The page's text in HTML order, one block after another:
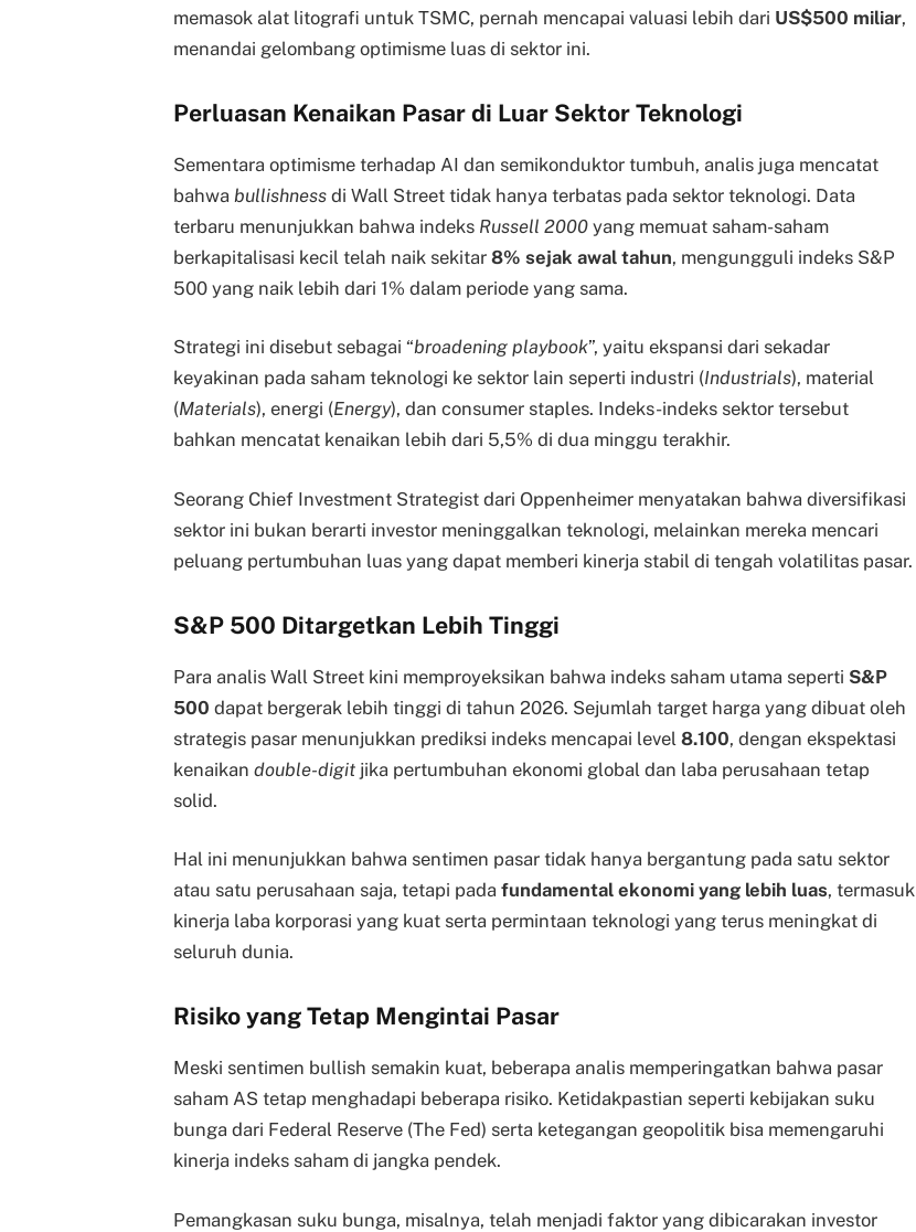
memasok alat litografi untuk TSMC, pernah mencapai valuasi lebih dari US$500 miliar,
menandai gelombang optimisme luas di sektor ini.
Perluasan Kenaikan Pasar di Luar Sektor Teknologi
Sementara optimisme terhadap AI dan semikonduktor tumbuh, analis juga mencatat
bahwa bullishness di Wall Street tidak hanya terbatas pada sektor teknologi. Data
terbaru menunjukkan bahwa indeks Russell 2000 yang memuat saham-saham
berkapitalisasi kecil telah naik sekitar 8% sejak awal tahun, mengungguli indeks S&P
500 yang naik lebih dari 1% dalam periode yang sama.
Strategi ini disebut sebagai “broadening playbook”, yaitu ekspansi dari sekadar
keyakinan pada saham teknologi ke sektor lain seperti industri (Industrials), material
(Materials), energi (Energy), dan consumer staples. Indeks-indeks sektor tersebut
bahkan mencatat kenaikan lebih dari 5,5% di dua minggu terakhir.
Seorang Chief Investment Strategist dari Oppenheimer menyatakan bahwa diversifikasi
sektor ini bukan berarti investor meninggalkan teknologi, melainkan mereka mencari
peluang pertumbuhan luas yang dapat memberi kinerja stabil di tengah volatilitas pasar.
S&P 500 Ditargetkan Lebih Tinggi
Para analis Wall Street kini memproyeksikan bahwa indeks saham utama seperti S&P
500 dapat bergerak lebih tinggi di tahun 2026. Sejumlah target harga yang dibuat oleh
strategis pasar menunjukkan prediksi indeks mencapai level 8.100, dengan ekspektasi
kenaikan double-digit jika pertumbuhan ekonomi global dan laba perusahaan tetap
solid.
Hal ini menunjukkan bahwa sentimen pasar tidak hanya bergantung pada satu sektor
atau satu perusahaan saja, tetapi pada fundamental ekonomi yang lebih luas, termasuk
kinerja laba korporasi yang kuat serta permintaan teknologi yang terus meningkat di
seluruh dunia.
Risiko yang Tetap Mengintai Pasar
Meski sentimen bullish semakin kuat, beberapa analis memperingatkan bahwa pasar
saham AS tetap menghadapi beberapa risiko. Ketidakpastian seperti kebijakan suku
bunga dari Federal Reserve (The Fed) serta ketegangan geopolitik bisa memengaruhi
kinerja indeks saham di jangka pendek.
Pemangkasan suku bunga, misalnya, telah menjadi faktor yang dibicarakan investor